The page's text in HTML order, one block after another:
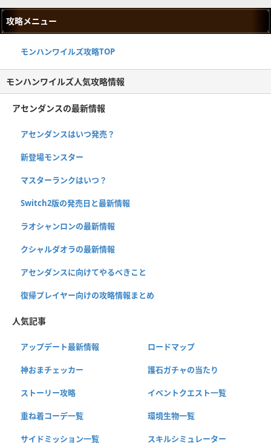
攻略メニュー
モンハンワイルズ攻略TOP
モンハンワイルズ人気攻略情報
アセンダンスの最新情報
アセンダンスはいつ発売？
新登場モンスター
マスターランクはいつ？
Switch2版の発売日と最新情報
ラオシャンロンの最新情報
クシャルダオラの最新情報
アセンダンスに向けてやるべきこと
復帰プレイヤー向けの攻略情報まとめ
人気記事
アップデート最新情報 ロードマップ
神おまチェッカー 護石ガチャの当たり
ストーリー攻略 イベントクエスト一覧
重ね着コーデ一覧 環境生物一覧
サイドミッション一覧 スキルシミュレーター